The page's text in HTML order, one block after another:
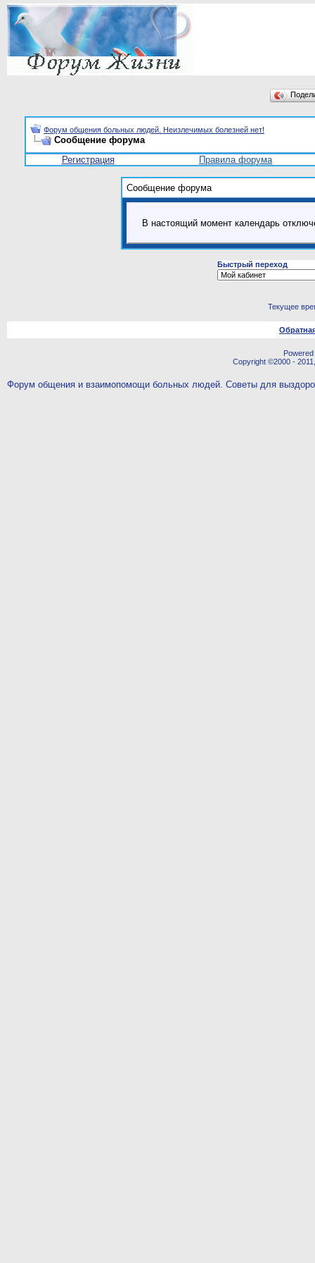
Форум общения больных людей. Неизлечимых болезней нет!
Сообщение форума
Регистрация
Правила форума
Сообщение форума
В настоящий момент календарь
Быстрый переход
Текущее
Copyright ©2000 -
Форум общения и взаимопомощи больных людей. Советы для